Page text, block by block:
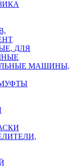
ДЛЯ
МАШИНЫ,